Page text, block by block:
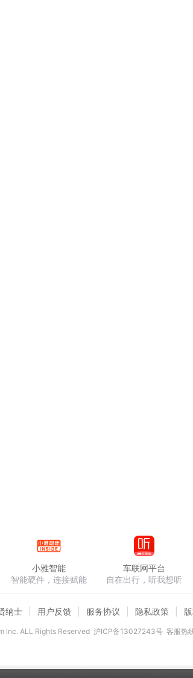
小雅智能
智能硬件，连接赋能
车联网平台
自在出行，听我想听
纳士 用户反馈 服务协议 隐私政策
lnc. ALL Rights Reserved 沪ICP备13027243号 客服热